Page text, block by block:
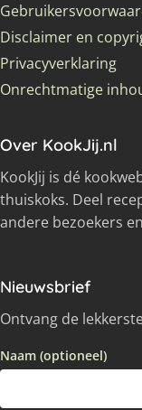
Disclaimer en
Privacyverklaring
Onrechtmatige
Over KookJij.nl
KookJij is dé
thuiskoks. Deel
andere bezoekers
Nieuwsbrief
Ontvang de
Naam (optioneel)